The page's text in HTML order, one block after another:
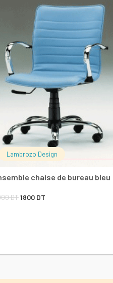
Lambrozo Design
chaise de bureau bleu
DTLe
2000 DT.
1800 DT
1800 DT.